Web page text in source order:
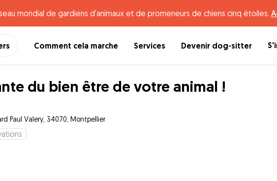
mondial de gardiens d'animaux et de promeneurs de chiens cinq étoiles.
Comment cela marche Services Devenir dog-sitter
du bien être de votre animal !
Paul Valery, 34070, Montpellier